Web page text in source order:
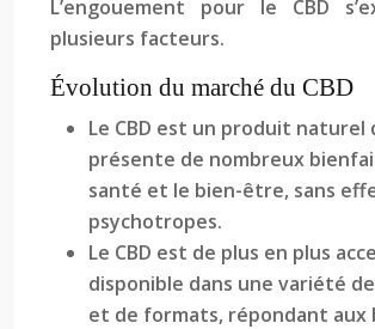
L’engouement pour le CBD
plusieurs facteurs.
Évolution du marché du CBD
Le CBD est un produit naturel
présente de nombreux
santé et le bien-être, sans
psychotropes.
Le CBD est de plus en plus
disponible dans une variété
et de formats, répondant aux